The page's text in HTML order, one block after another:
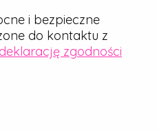
i bezpieczne
do kontaktu z
zgodności